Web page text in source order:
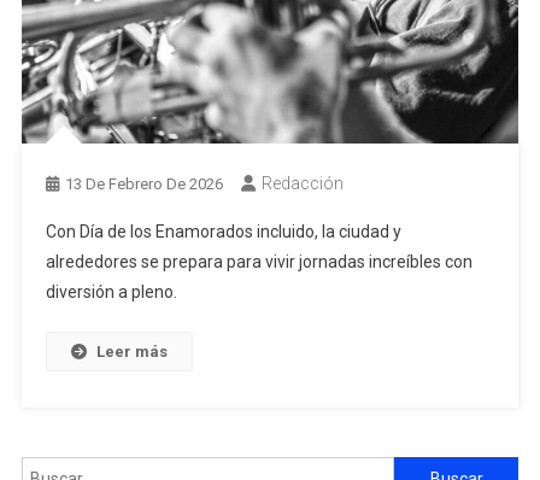
13 De Febrero De 2026 Redacción
Con Día de los Enamorados incluido, la ciudad y
alrededores se prepara para vivir jornadas increíbles con
diversión a pleno.
Leer más